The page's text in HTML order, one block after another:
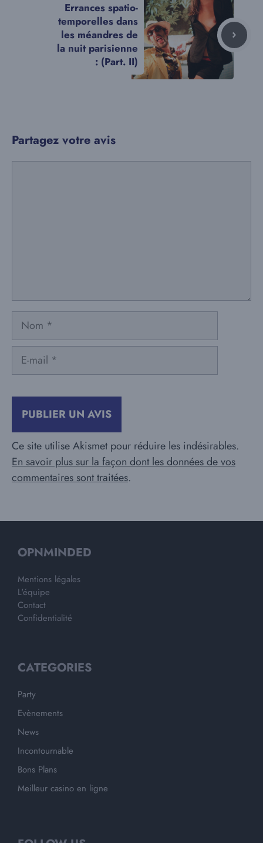
Errances spatio-
temporelles dans
les méandres de
la nuit parisienne
: (Part. II)
Partagez votre avis
Nom
mail
Ce site utilise Akismet pour réduire les indésirables.
En savoir plus sur la façon dont les données de vos
commentaires sont traitées.
OPNMINDED
Mentions légales
L'équipe
Contact
Confidentialité
CATEGORIES
Party
Evènements
News
Incontournable
Bons Plans
Meilleur casino en ligne